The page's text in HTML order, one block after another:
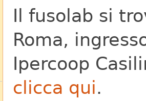
Il fusolab si
Roma,
Ipercoop
clicca qui.